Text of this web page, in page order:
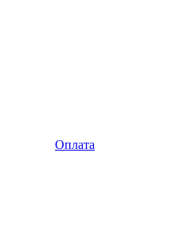
Оплата